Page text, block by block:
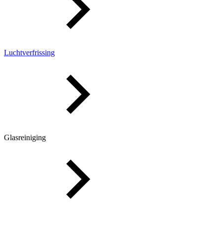
Luchtverfrissing
Glasreiniging